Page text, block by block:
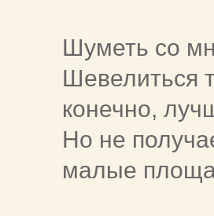
Шуметь со
Шевелиться
конечно,
Но не
малые